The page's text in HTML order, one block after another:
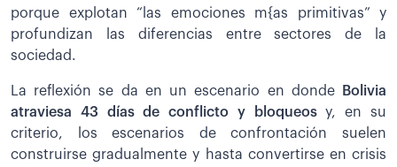
porque explotan “las emociones m{as primitivas” y
profundizan las diferencias entre sectores de la
sociedad.
La reflexión se da en un escenario en donde
Bolivia
atraviesa 43 días de conflicto y bloqueosy, en su
criterio, los escenarios de confrontación suelen
construirse gradualmente y hasta convertirse en crisis